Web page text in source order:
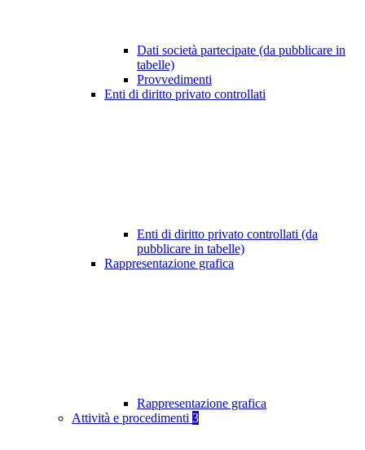
Dati società partecipate (da pubblicare in
tabelle)
Provvedimenti
Enti di diritto privato controllati
Enti di diritto privato controllati (da
pubblicare in tabelle)
Rappresentazione grafica
Rappresentazione grafica
Attività e procedimenti 3